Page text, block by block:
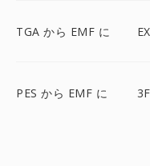
TGA から EMF に
PES から EMF に